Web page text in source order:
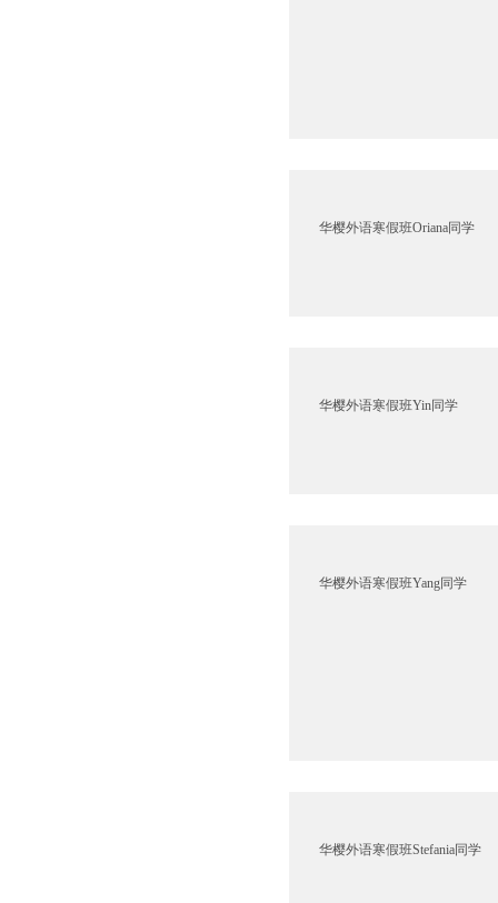
华樱外语寒假班Oriana同学
华樱外语寒假班Yin同学
华樱外语寒假班Yang同学
华樱外语寒假班Stefania同学